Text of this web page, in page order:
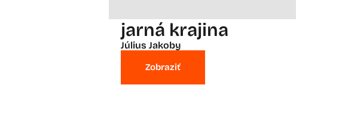
jarná krajina
Július Jakoby
Zobraziť